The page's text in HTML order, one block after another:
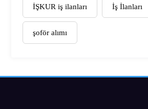
İŞKUR iş ilanları İş İlanları
şoför alımı